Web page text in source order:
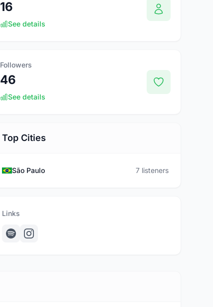
16
See details
Followers
46
See details
Top Cities
São Paulo 7 listeners
Links